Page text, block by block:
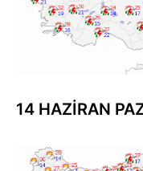
14 HAZİRAN